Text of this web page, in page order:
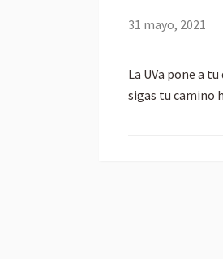
31 mayo, 2021
La UVa pone a
sigas tu camino